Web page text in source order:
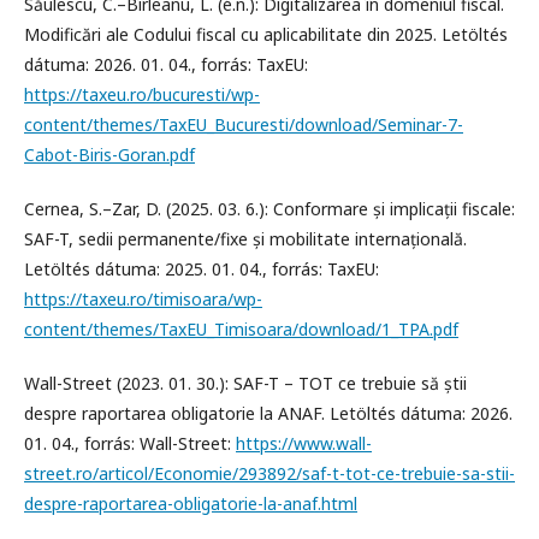
Modificări ale Codului fiscal cu aplicabilitate din 2025. Letöltés
dátuma: 2026. 01. 04., forrás: TaxEU:
https://taxeu.ro/bucuresti/wp-
content/themes/TaxEU_Bucuresti/download/Seminar-7-
Cabot-Biris-Goran.pdf
Cernea, S.–Zar, D. (2025. 03. 6.): Conformare și implicații fiscale:
SAF-T, sedii permanente/fixe și mobilitate internațională.
Letöltés dátuma: 2025. 01. 04., forrás: TaxEU:
https://taxeu.ro/timisoara/wp-
content/themes/TaxEU_Timisoara/download/1_TPA.pdf
Wall-Street (2023. 01. 30.): SAF-T – TOT ce trebuie să știi
despre raportarea obligatorie la ANAF. Letöltés dátuma: 2026.
01. 04., forrás: Wall-Street: https://www.wall-
street.ro/articol/Economie/293892/saf-t-tot-ce-trebuie-sa-stii-
despre-raportarea-obligatorie-la-anaf.html